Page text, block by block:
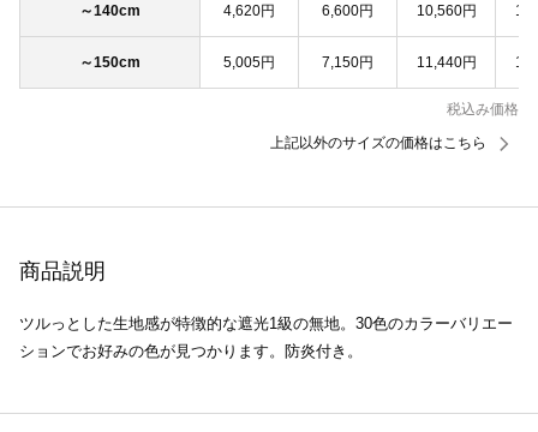
～140cm 4,620円 6,600円 10,560円
～150cm 5,005円 7,150円 11,440円
税込み価格
上記以外のサイズの価格はこちら
商品説明
ツルっとした生地感が特徴的な遮光1級の無地。30色のカラーバリエー
ションでお好みの色が見つかります。防炎付き。